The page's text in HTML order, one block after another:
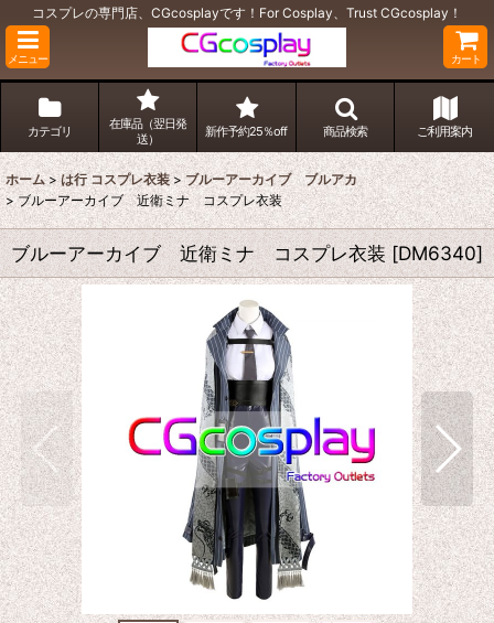
コスプレの専門店、CGcosplayです！For Cosplay、Trust CGcosplay！
メニュー カート
カテゴリ
在庫品（翌日発
送）
新作予約25％off 商品検索 ご利用案内
ホーム > は行 コスプレ衣装 > ブルーアーカイブ ブルアカ
> ブルーアーカイブ 近衛ミナ コスプレ衣装
ブルーアーカイブ 近衛ミナ コスプレ衣装 [DM6340]